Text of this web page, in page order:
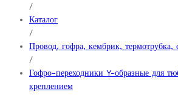
/
Каталог
/
Провод, гофра, кембрик, термотрубка,
/
Гофро-переходники Y-образные для
креплением